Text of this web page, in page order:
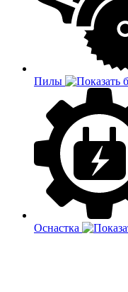
Пилы
Оснастка